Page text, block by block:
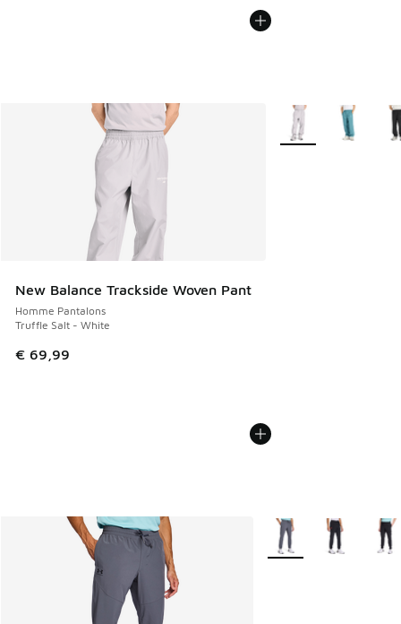
New Balance Trackside Woven Pant
Homme Pantalons
Truffle Salt - White
€ 69,99
Plus de couleurs
Plus de couleurs